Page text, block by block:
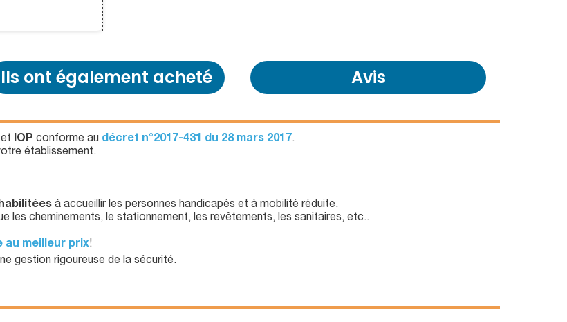
Ils ont également acheté Avis
et IOP conforme au décret n°2017-431 du 28 mars 2017.
établissement.
à accueillir les personnes handicapés et à mobilité réduite.
les cheminements, le stationnement, les revêtements, les sanitaires, etc..
au meilleur prix!
gestion rigoureuse de la sécurité.